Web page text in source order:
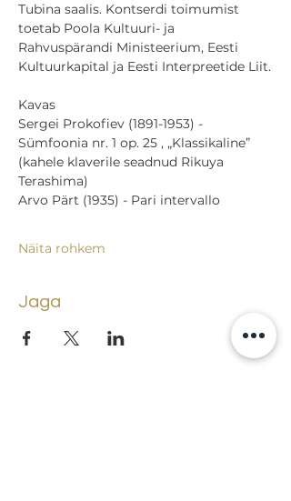
Tubina saalis. Kontserdi toimumist
toetab Poola Kultuuri- ja
Rahvuspärandi Ministeerium, Eesti
Kultuurkapital ja Eesti Interpreetide Liit.
Kavas
Sergei Prokofiev (1891-1953) -
Sümfoonia nr. 1 op. 25 , „Klassikaline”
(kahele klaverile seadnud Rikuya
Terashima)
Arvo Pärt (1935) - Pari intervallo
Näita rohkem
Jaga